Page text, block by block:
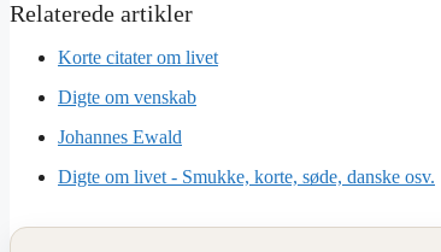
Korte citater om livet
Digte om venskab
Johannes Ewald
Digte om livet - Smukke, korte, søde, danske osv.